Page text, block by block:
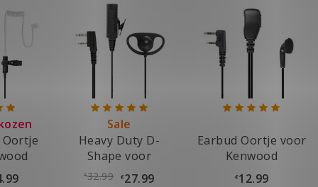
Oortje
Sale
Heavy Duty D-
Shape voor
Kenwood
€32.99 €27.99
Earbud Oortje voor
Kenwood
€12.99